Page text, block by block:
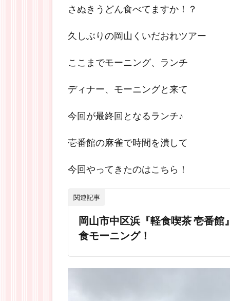
さぬきうどん食べてますか！？
久しぶりの岡山くいだおれツアー
ここまでモーニング、ランチ
ディナー、モーニングと来て
今回が最終回となるランチ♪
壱番館の麻雀で時間を潰して
今回やってきたのはこちら！
関連記事
岡山市中区浜『軽食喫茶 壱番館
食モーニング！